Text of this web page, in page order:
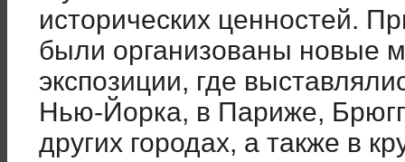
исторических ценностей.
были организованы новые
экспозиции, где
Нью-Йорка, в Париже,
других городах, а также в